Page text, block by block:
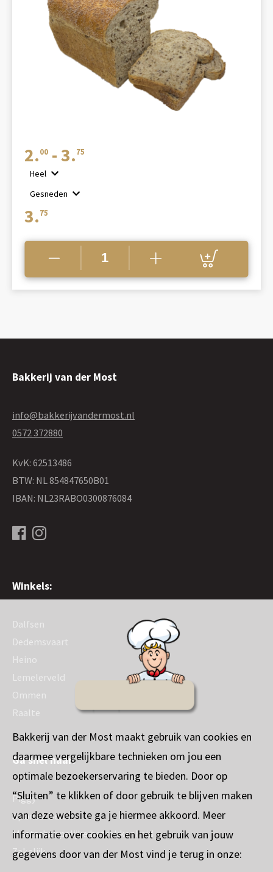
2. 00 -3. 75
Heel
Gesneden
3. 75
Bakkerij van der Most
info@bakkerijvandermost.nl
0572 372880
KvK: 62513486
BTW: NL 854847650B01
IBAN: NL23RABO0300876084
Winkels:
Dalfsen
Dedemsvaart
Heino
Lemelerveld
Ommen
Raalte
Ga snel naar:
Piggy
Sponsorbeleid
Maatschappelijke betrokkenheid
Zakelijk
Bakkerij van der Most maakt gebruik van cookies en
daarmee vergelijkbare technieken om jou een
optimale bezoekerservaring te bieden. Door op
“Sluiten” te klikken of door gebruik te blijven maken
van deze website ga je hiermee akkoord. Meer
informatie over cookies en het gebruik van jouw
gegevens door van der Most vind je terug in onze: